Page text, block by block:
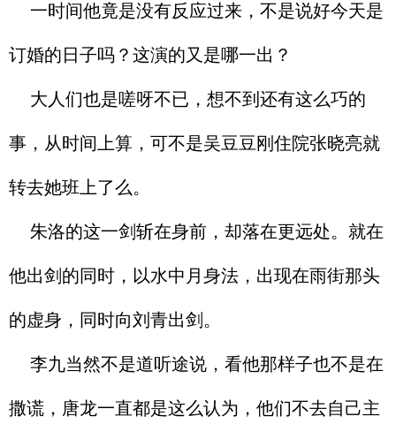
一时间他竟是没有反应过来，不是说好今天是
订婚的日子吗？这演的又是哪一出？
大人们也是嗟呀不已，想不到还有这么巧的
事，从时间上算，可不是吴豆豆刚住院张晓亮就
转去她班上了么。
朱洛的这一剑斩在身前，却落在更远处。就在
他出剑的同时，以水中月身法，出现在雨街那头
的虚身，同时向刘青出剑。
李九当然不是道听途说，看他那样子也不是在
撒谎，唐龙一直都是这么认为，他们不去自己主